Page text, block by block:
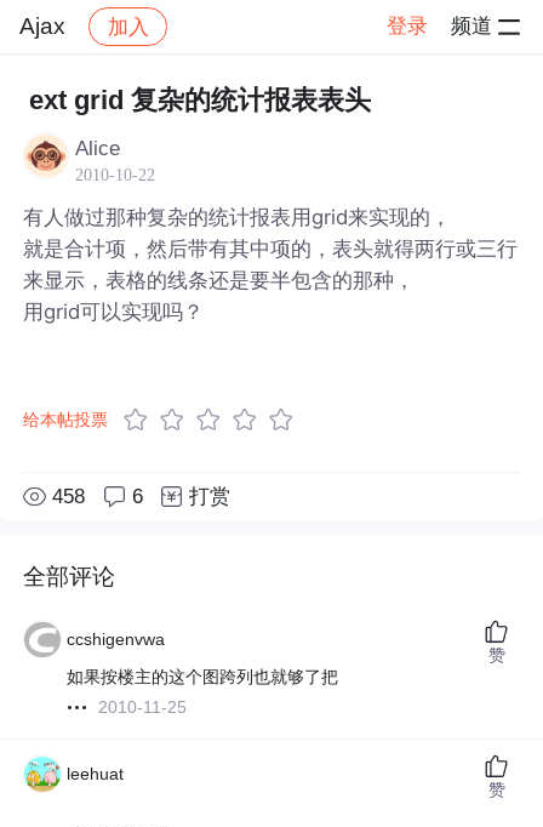
Ajax 加入 登录 频道
社区 Ajax 帖子详情
ext grid 复杂的统计报表表头
Alice
2010-10-22
有人做过那种复杂的统计报表用grid来实现的，
就是合计项，然后带有其中项的，表头就得两行或三行
来显示，表格的线条还是要半包含的那种，
用grid可以实现吗？
给本帖投票
458 6 打赏
全部评论
ccshigenvwa
如果按楼主的这个图跨列也就够了把
2010-11-25
赞
leehuat
赞